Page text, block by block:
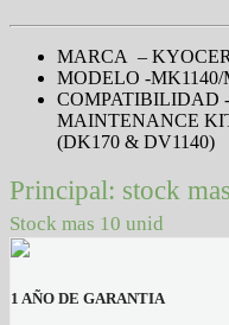
MARCA –
MODELO -
COMPATIBILIDAD -
MAINTENANCE
(DK170 & DV1140)
Principal: stock
Stock mas 10 unid
1 AÑO DE GARANTIA